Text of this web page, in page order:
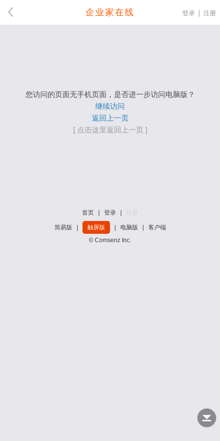
企业家在线 登录 注册
您访问的页面无手机页面，是否进一步访问电脑版？
继续访问
返回上一页
[ 点击这里返回上一页 ]
首页 登录
简易版 触屏版 电脑版
客户端
© Comsenz Inc.